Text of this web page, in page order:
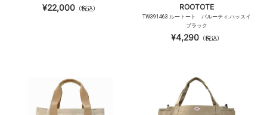
¥22,000（税込） ROOTOTE
TW391463 ルートート パルーティ.ハッスイ
ブラック
¥4,290（税込）